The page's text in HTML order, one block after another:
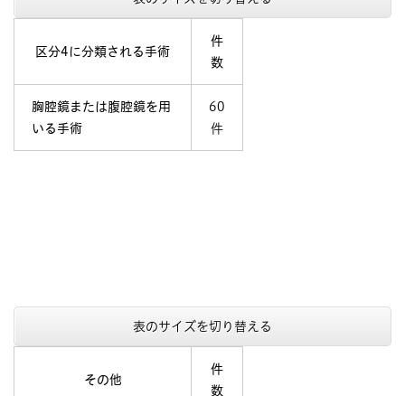
区分4に分類される手術
件
数
胸腔鏡または腹腔鏡を用
いる手術
60
件
表のサイズを切り替える
その他
件
数